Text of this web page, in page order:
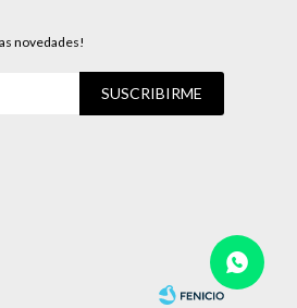
novedades!
SUSCRIBIRME